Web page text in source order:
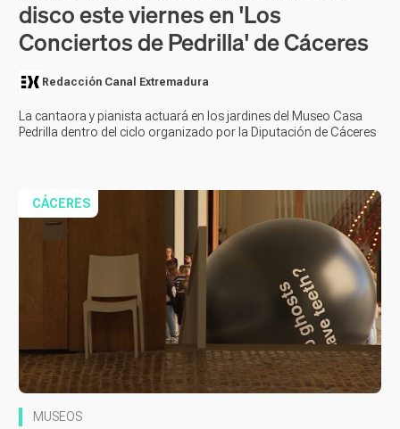
disco este viernes en 'Los
Conciertos de Pedrilla' de Cáceres
Redacción Canal Extremadura
La cantaora y pianista actuará en los jardines del Museo Casa
Pedrilla dentro del ciclo organizado por la Diputación de Cáceres
CÁCERES
MUSEOS